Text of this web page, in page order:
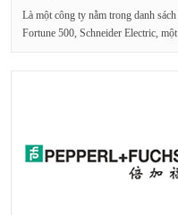
Là một công ty nằm trong danh sách
Fortune 500, Schneider Electric, một